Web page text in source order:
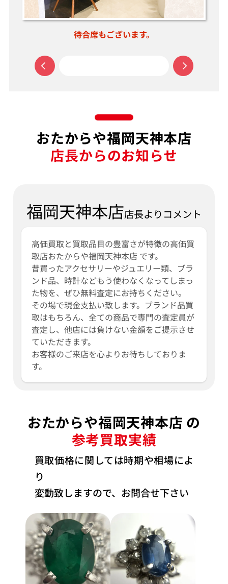
待合席もございます。
おたからや福岡天神本店
店長からのお知らせ
福岡天神本店店長よりコメント
高価買取と買取品目の豊富さが特徴の高価買
取店おたからや福岡天神本店 です。
昔買ったアクセサリーやジュエリー類、ブラ
ンド品、時計などもう使わなくなってしまっ
た物を、ぜひ無料査定にお持ちください。
その場で現金支払い致します。ブランド品買
取はもちろん、全ての商品で専門の査定員が
査定し、他店には負けない金額をご提示させ
ていただきます。
お客様のご来店を心よりお待ちしておりま
す。
おたからや福岡天神本店 の
参考買取実績
買取価格に関しては時期や相場によ
り
変動致しますので、お問合せ下さい